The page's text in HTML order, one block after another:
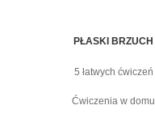
PŁASKI BRZUCH
5 łatwych ćwiczeń
Ćwiczenia w domu